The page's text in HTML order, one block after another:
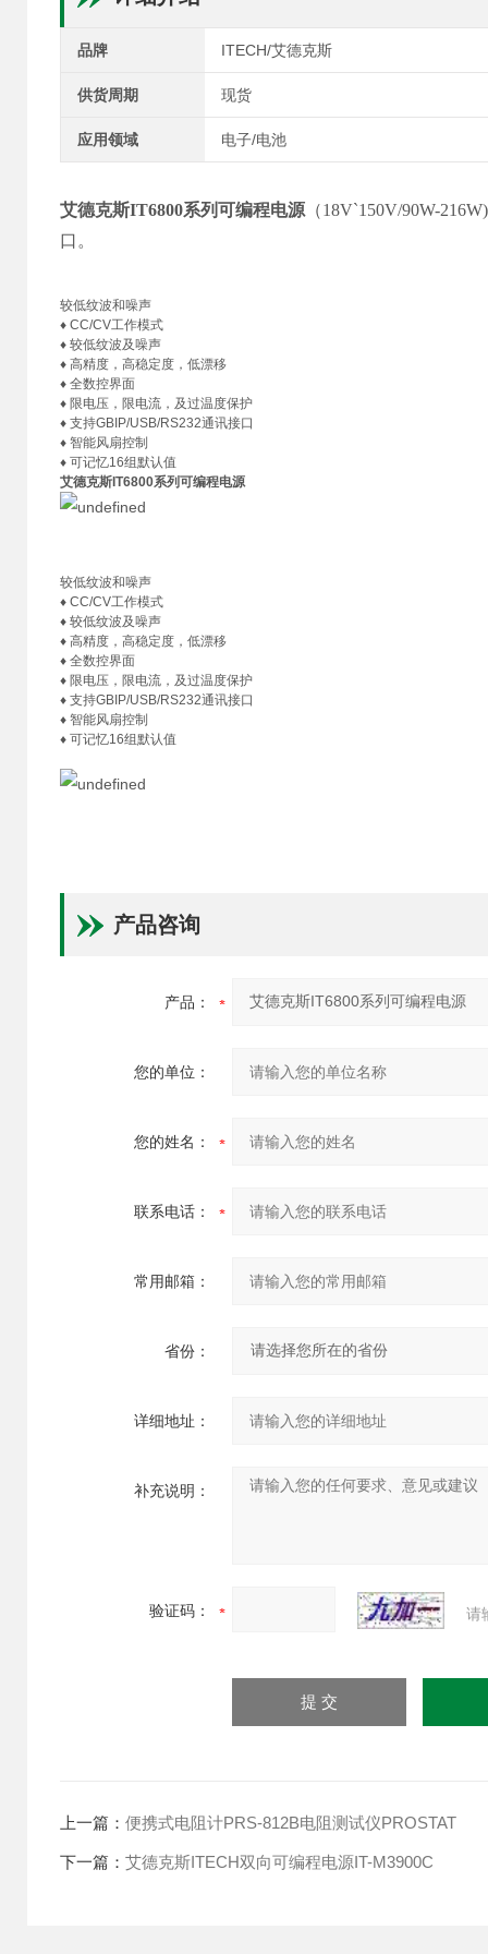
品牌 ITECH/艾德克斯
供货周期 现货
应用领域 电子/电池
艾德克斯IT6800系列可编程电源 （18V`150V/90W-
口。
较低纹波和噪声
♦ CC/CV工作模式
♦ 较低纹波及噪声
♦ 高精度，高稳定度，低漂移
♦ 全数控界面
♦ 限电压，限电流，及过温度保护
♦ 支持GBIP/USB/RS232通讯接口
♦ 智能风扇控制
♦ 可记忆16组默认值
艾德克斯IT6800系列可编程电源
较低纹波和噪声
♦ CC/CV工作模式
♦ 较低纹波及噪声
♦ 高精度，高稳定度，低漂移
♦ 全数控界面
♦ 限电压，限电流，及过温度保护
♦ 支持GBIP/USB/RS232通讯接口
♦ 智能风扇控制
♦ 可记忆16组默认值
产品咨询
产品：
您的单位：
您的姓名：
联系电话：
常用邮箱：
省份：
详细地址：
补充说明：
验证码： 请
上一篇： 便携式电阻计PRS-812B电阻测试仪PROSTAT
下一篇： 艾德克斯ITECH双向可编程电源IT-M3900C